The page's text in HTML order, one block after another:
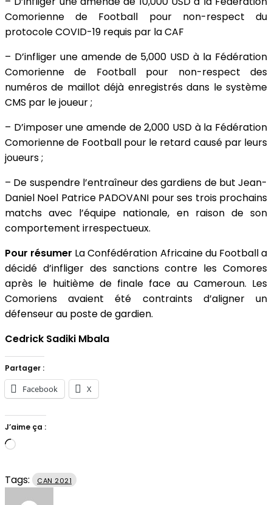
Comorienne de Football pour non-respect du
protocole COVID-19 requis par la CAF
– D’infliger une amende de 5,000 USD à la Fédération
Comorienne de Football pour non-respect des
numéros de maillot déjà enregistrés dans le système
CMS par le joueur ;
– D’imposer une amende de 2,000 USD à la Fédération
Comorienne de Football pour le retard causé par leurs
joueurs ;
– De suspendre l’entraîneur des gardiens de but Jean-
Daniel Noel Patrice PADOVANI pour ses trois prochains
matchs avec l’équipe nationale, en raison de son
comportement irrespectueux.
Pour résumer La Confédération Africaine du Football a
décidé d’infliger des sanctions contre les Comores
après le huitième de finale face au Cameroun. Les
Comoriens avaient été contraints d’aligner un
défenseur au poste de gardien.
Cedrick Sadiki Mbala
Partager :
Facebook X
J’aime ça :
Chargement…
Tags: CAN 2021